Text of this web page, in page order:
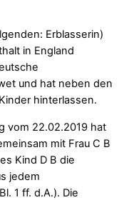
Erblasserin)
in England
und hat neben den
hinterlassen.
vom 22.02.2019 hat
mit Frau C B
Kind D B die
jedem
1 ff. d.A.). Die